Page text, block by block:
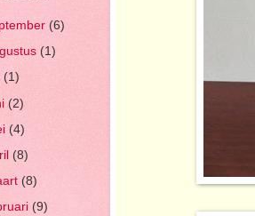
(6)
(1)
(1)
(2)
(4)
(8)
(8)
(9)